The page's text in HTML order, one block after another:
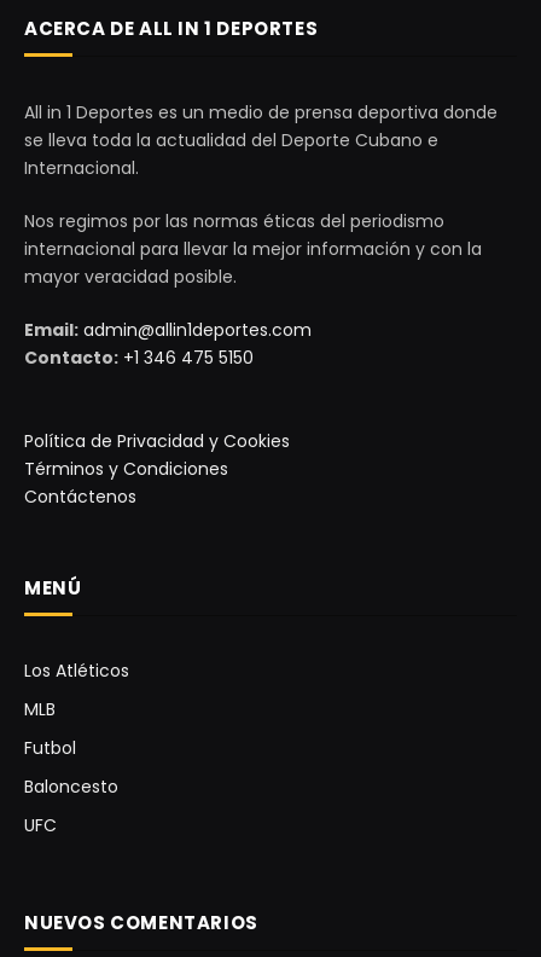
ACERCA DE ALL IN 1 DEPORTES
All in 1 Deportes es un medio de prensa deportiva donde
se lleva toda la actualidad del Deporte Cubano e
Internacional.
Nos regimos por las normas éticas del periodismo
internacional para llevar la mejor información y con la
mayor veracidad posible.
Email: admin@allin1deportes.com
Contacto: +1 346 475 5150
Política de Privacidad y Cookies
Términos y Condiciones
Contáctenos
MENÚ
Los Atléticos
MLB
Futbol
Baloncesto
UFC
NUEVOS COMENTARIOS